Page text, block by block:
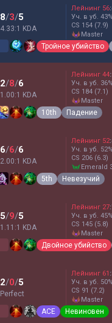
8/3/5
4.33:1 KDA
Лейнинг 56:
Уч. в уб. 43%
CS 154 (7.9)
master
Тройное убийство
2/8/6
1.00:1 KDA
Лейнинг 44:
Уч. в уб. 36%
CS 184 (7.1)
master
10th Падение
6/6/6
2.00:1 KDA
Лейнинг 52:
Уч. в уб. 52%
CS 206 (6.3)
emerald
5th Невезучий
5/9/5
1.11:1 KDA
Лейнинг 27:
Уч. в уб. 45%
CS 145 (5.8)
master
Двойное убийство
2/0/5
Perfect
Лейнинг 61 :
Уч. в уб. 50%
CS 91 (7.2)
master
ACE Невиновен